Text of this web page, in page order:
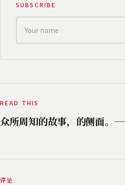
SUBSCRIBE
READ THIS
众所周知的故事，的侧面。